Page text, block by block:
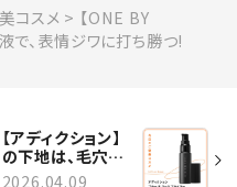
コスメ
【ONE BY
で、表情ジワに打ち勝つ!
【アディクション】
の下地は、毛穴を
ぼかして崩れをブ
2026.04.09